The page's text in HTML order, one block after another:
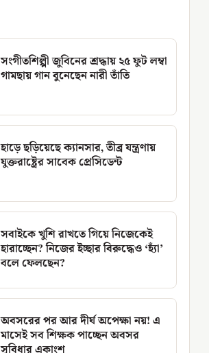
সংগীতশিল্পী জুবিনের শ্রদ্ধায় ২৫ ফুট লম্বা
গামছায় গান বুনেছেন নারী তাঁতি
হাড়ে ছড়িয়েছে ক্যানসার, তীব্র যন্ত্রণায়
যুক্তরাষ্ট্রের সাবেক প্রেসিডেন্ট
সবাইকে খুশি রাখতে গিয়ে নিজেকেই
হারাচ্ছেন? নিজের ইচ্ছার বিরুদ্ধেও ‘হ্যাঁ’
বলে ফেলছেন?
অবসরের পর আর দীর্ঘ অপেক্ষা নয়! এ
মাসেই সব শিক্ষক পাচ্ছেন অবসর